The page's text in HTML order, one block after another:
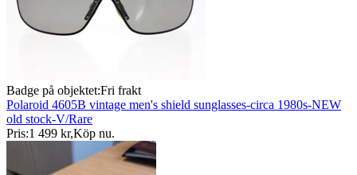
Badge på objektet:Fri frakt
Polaroid 4605B vintage men's shield sunglasses-circa 1980s-NEW
old stock-V/Rare
Pris:1 499 kr,Köp nu.